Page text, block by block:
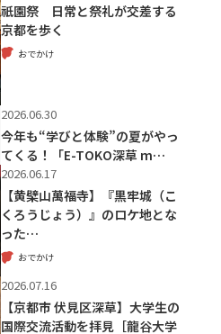
祇園祭 日常と祭礼が交差する
京都を歩く
おでかけ
2026.06.30
今年も“学びと体験”の夏がやっ
てくる！「E-TOKO深草 m…
2026.06.17
【黄檗山萬福寺】『黒牢城（こ
くろうじょう）』のロケ地とな
った…
おでかけ
2026.07.16
【京都市 伏見区深草】大学生の
国際交流活動を拝見［龍谷大学